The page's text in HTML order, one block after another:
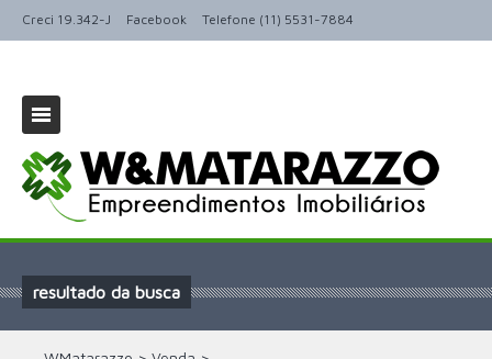
Creci 19.342-J Facebook Telefone (11) 5531-7884
resultado da busca